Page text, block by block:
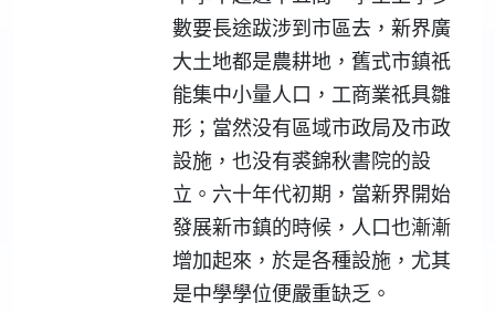
數要長途跋涉到市區去，新界廣
大土地都是農耕地，舊式市鎮祇
能集中小量人口，工商業祇具雛
形；當然没有區域市政局及市政
設施，也没有裘錦秋書院的設
立。六十年代初期，當新界開始
發展新市鎮的時候，人口也漸漸
增加起來，於是各種設施，尤其
是中學學位便嚴重缺乏。